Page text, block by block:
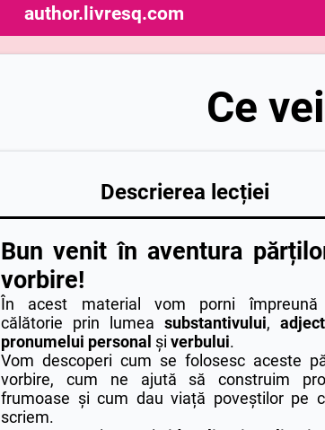
author.livresq.com
Ce
Descrierea lecției
Bun venit în aventura
vorbire!
În acest material vom porni împreună
călătorie prin lumea substantivului,
pronumelui personal și verbului.
Vom descoperi cum se folosesc aceste
vorbire, cum ne ajută să construim
frumoase și cum dau viață poveștilor pe
scriem.